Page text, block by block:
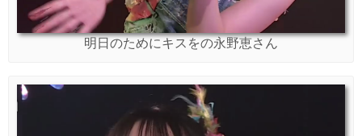
明日のためにキスをの永野恵さん